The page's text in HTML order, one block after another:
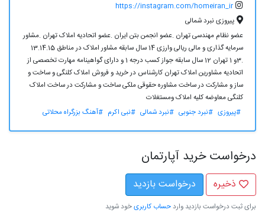
https://instagram.com/homeiran_ir
پیروزی نبرد شمالی
عضو نظام مهندسی تهران .عضو انجمن بتن ایران .عضو اتحادیه املاک تهران .مشاور
سرمایه گذاری و مالی ریالی وارزی 14 سال سابقه مشاور املاک در مناطق 13.14.15
.3و 1 تهران 12 سال سابقه جواز کسب درجه 1 و دارای گواهینامه مهارت تخصصی از
اتحادیه مشاورین املاک تهران کارشناس در خرید و فروش املاک کلنگی و ساخت و
ساز و مشارکت در ساخت مشاوره حقوقی ملکی ساخت و مشارکت در ساخت املاک
کلنگی معاوضه کلیه املاک ومستغلات
#پیروزی #نبرد جنوبی #نبرد شمالی #نبی اکرم #آهنگ بزرگراه محلاتی
درخواست خرید آپارتمان
ذخیره درخواست بازدید
برای ثبت درخواست بازدید واردحساب کاربریخود شوید